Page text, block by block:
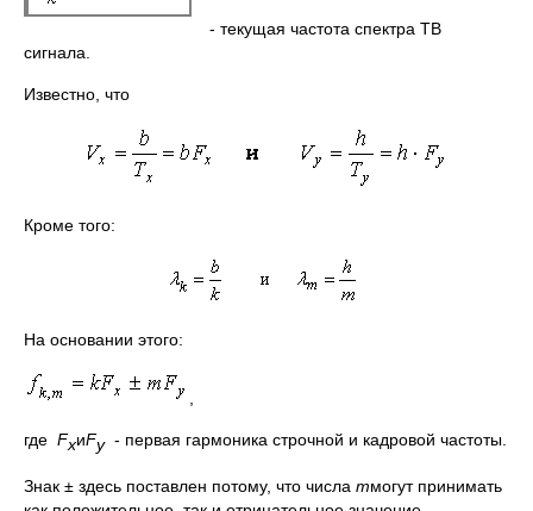
- текущая частота спектра ТВ
сигнала.
Известно, что
Кроме того:
На основании этого:
где FxиFy- первая гармоника строчной и кадровой частоты.
Знак ± здесь поставлен потому, что числа mмогут принимать